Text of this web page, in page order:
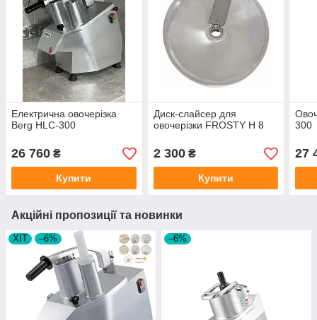
Електрична овочерізка
Berg HLC-300
26 760 ₴
Купити
Диск-слайсер для
овочерізки FROSTY H 8
2 300₴
Купити
300
27
Акційні пропозиції та новинки
ХІТ –6% –6%